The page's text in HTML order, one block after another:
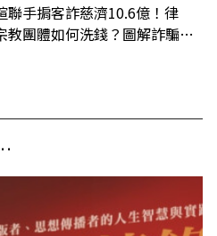
聯手掮客詐慈濟10.6億！律
教團體如何洗錢？圖解詐騙關